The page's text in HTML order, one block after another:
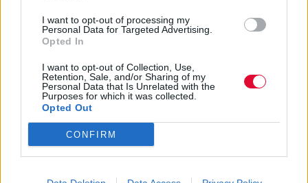
I want to opt-out of processing my
Personal Data for Targeted Advertising.
Opted In
I want to opt-out of Collection, Use,
Retention, Sale, and/or Sharing of my
Personal Data that Is Unrelated with the
Purposes for which it was collected.
Opted Out
CONFIRM